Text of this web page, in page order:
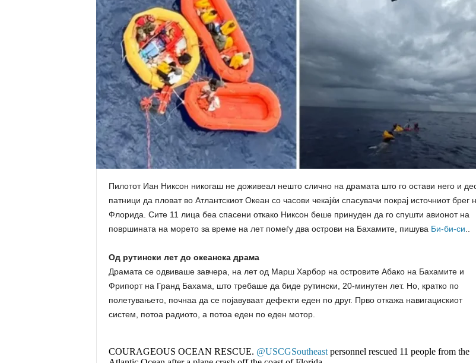
Пилотот Иан Никсон никогаш не доживеал нешто слично на драмата што го остави него и
патници да пловат во Атлантскиот Океан со часови чекајќи спасувачи покрај источниот брег
Флорида. Сите 11 лица беа спасени откако Никсон беше принуден да го спушти авионот на
површината на морето за време на лет помеѓу два острови на Бахамите, пишува Би-би-си
Од рутински лет до океанска драма
Драмата се одвиваше завчера, на лет од Марш Харбор на островите Абако на Бахамите и
Фрипорт на Гранд Бахама, што требаше да биде рутински, 20-минутен лет. Но, кратко по
полетувањето, почнаа да се појавуваат дефекти еден по друг. Прво откажа навигацискиот
систем, потоа радиото, а потоа еден по еден мотор.
COURAGEOUS OCEAN RESCUE. @USCGSoutheastpersonnel rescued 11 people from the